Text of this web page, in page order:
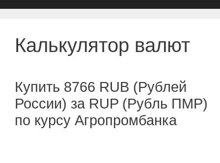
Калькулятор валют
Купить 8766 RUB (Рублей
России) за RUP (Рубль ПМР)
по курсу Агропромбанка